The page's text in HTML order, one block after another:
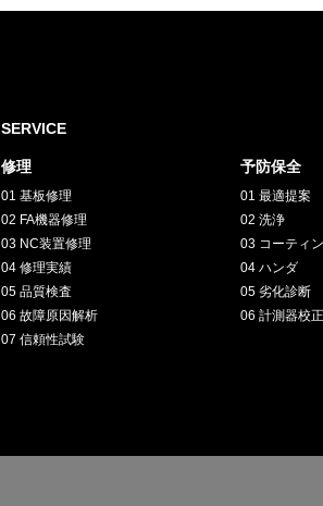
SERVICE
INTERVIEW
お客様インタビュー
RECRUIT
採用情報
SERVICE
修理
01 基板修理
02 FA機器修理
03 NC装置修理
04 修理実績
05 品質検査
06 故障原因解析
07 信頼性試験
予防保全
01 最適提案
02 洗浄
03 コーティ
04 ハンダ
05 劣化診断
06 計測器校正